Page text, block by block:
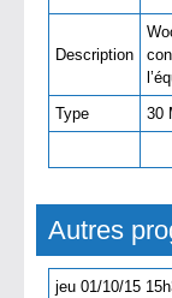
Description
Type
30
Autres
jeu 01/10/15